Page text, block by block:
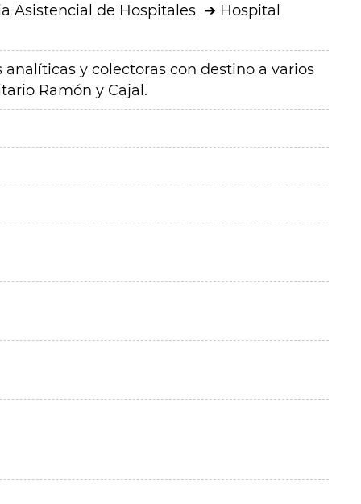
Asistencial de Hospitales
Hospital
y colectoras con destino a varios
Ramón y Cajal.